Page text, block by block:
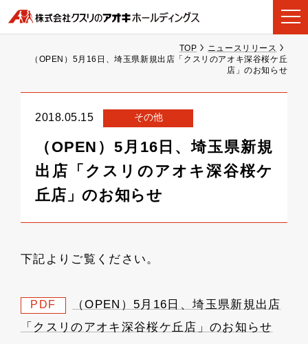
TOP
ニュースリリース
（OPEN）5月16日、埼玉県新規出店「クスリのアオキ深谷桜ケ丘
店」のお知らせ
2018.05.15 その他
（OPEN）5月16日、埼玉県新規
出店「クスリのアオキ深谷桜ケ
丘店」のお知らせ
下記よりご覧ください。
PDF
（OPEN）5月16日、埼玉県新規出店
「クスリのアオキ深谷桜ケ丘店」のお知らせ